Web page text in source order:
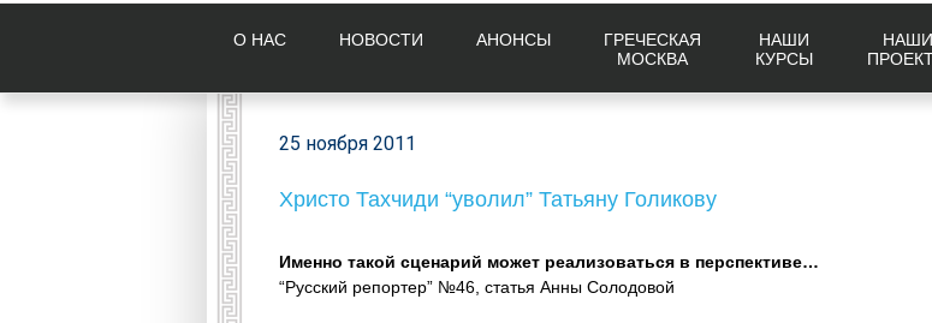
О НAС НОВОСТИ AНОНСЫ
ГРЕЧЕСКАЯ
МОСКВА
НАШИ
КУРСЫ
НАШИ
25 ноября 2011
Христо Тахчиди “уволил” Татьяну Голикову
Именно такой сценарий может реализоваться в перспективе…
“Русский репортер” №46, статья Анны Солодовой